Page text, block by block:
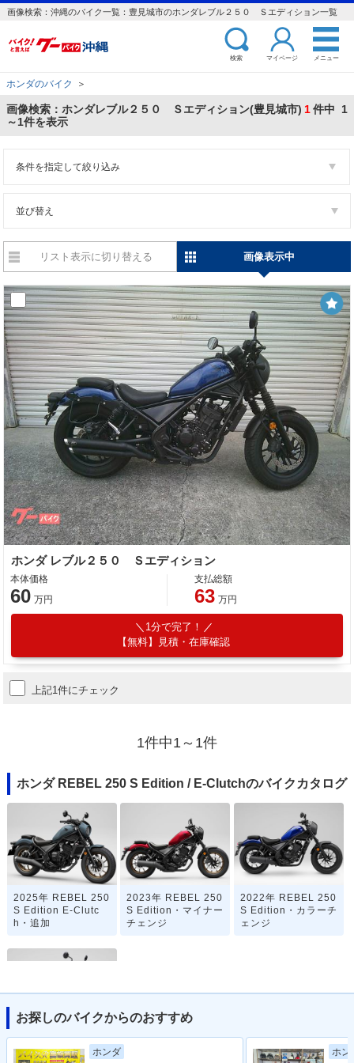
画像検索：沖縄のバイク一覧：豊見城市のホンダレブル２５０ Ｓエディション一覧
検索 マイページ メニュー
ホンダのバイク ＞
画像検索：ホンダレブル２５０ Ｓエディション(豊見城市) 1件中 1
～1件を表示
条件を指定して絞り込み
並び替え
リスト表示に切り替える 画像表示中
ホンダ レブル２５０ Ｓエディション
本体価格
60 万円
支払総額
63 万円
1分で完了！
【無料】見積・在庫確認
上記1件にチェック
1件中1～1件
ホンダ REBEL 250 S Edition / E-Clutchのバイクカタログ
2025年 REBEL 250
S Edition E-Clutc
h・追加
2023年 REBEL 250
S Edition・マイナー
チェンジ
2022年 REBEL 250
S Edition・カラーチ
ェンジ
2020年 REBEL 250
S Edition・新登場
お探しのバイクからのおすすめ
ホンダ ホン